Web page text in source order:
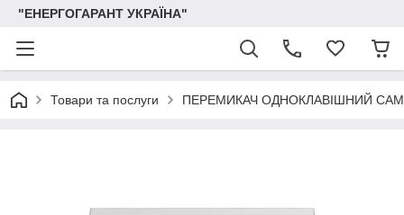
"ЕНЕРГОГАРАНТ УКРАЇНА"
Товари та послуги ПЕРЕМИКАЧ ОДНОКЛАВІШНИЙ